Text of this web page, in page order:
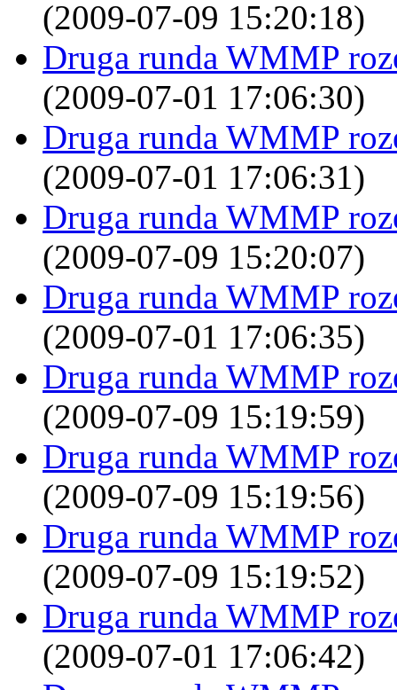
(2009-07-09 15:20:18)
Druga runda WMMP
(2009-07-01 17:06:30)
Druga runda WMMP
(2009-07-01 17:06:31)
Druga runda WMMP
(2009-07-09 15:20:07)
Druga runda WMMP
(2009-07-01 17:06:35)
Druga runda WMMP
(2009-07-09 15:19:59)
Druga runda WMMP
(2009-07-09 15:19:56)
Druga runda WMMP
(2009-07-09 15:19:52)
Druga runda WMMP
(2009-07-01 17:06:42)